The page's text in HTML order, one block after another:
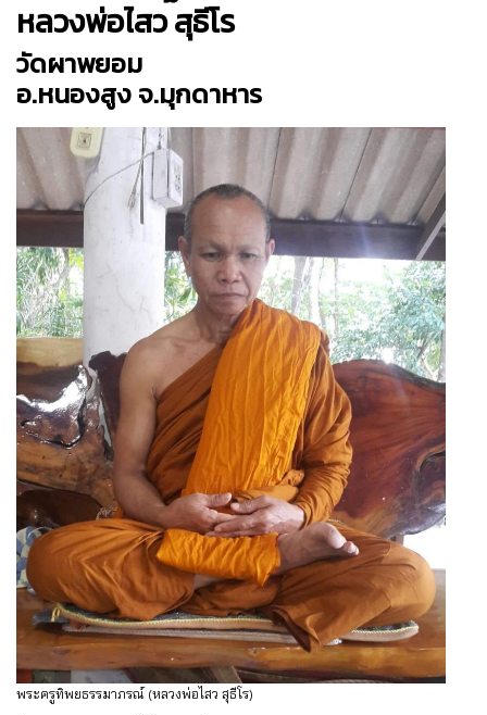
หลวงพ่อไสว สุธีโร
วัดผาพยอม
อ.หนองสูง จ.มุกดาหาร
พระครูทิพยธรรมาภรณ์ (หลวงพ่อไสว สุธีโร)